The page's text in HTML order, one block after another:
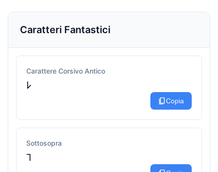
Caratteri Fantastici
Carattere Corsivo Antico
𐌋
content_copyCopia
Sottosopra
⅂